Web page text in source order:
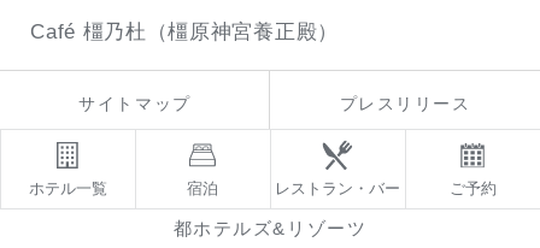
Café 橿乃杜（橿原神宮養正殿）
サイトマップ プレスリリース
サイトのご利用について プライバシーポリシー
パーソナルデータの外部送信に 特定商取引法に基づく表記
ホテル一覧 宿泊 レストラン・バー ご予約
都ホテルズ&リゾーツ